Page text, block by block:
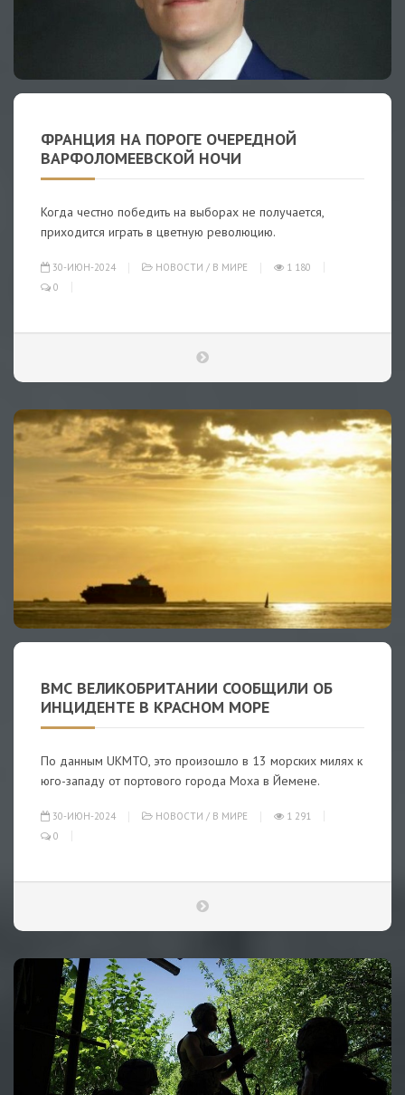
ФРАНЦИЯ НА ПОРОГЕ ОЧЕРЕДНОЙ
ВАРФОЛОМЕЕВСКОЙ НОЧИ
Когда честно победить на выборах не получается,
приходится играть в цветную революцию.
30-ИЮН-2024 НОВОСТИ / В МИРЕ
1 180
0
ВМС ВЕЛИКОБРИТАНИИ СООБЩИЛИ ОБ
ИНЦИДЕНТЕ В КРАСНОМ МОРЕ
По данным UKMTO, это произошло в 13 морских милях к
юго-западу от портового города Моха в Йемене.
30-ИЮН-2024 НОВОСТИ / В МИРЕ
1 291
0